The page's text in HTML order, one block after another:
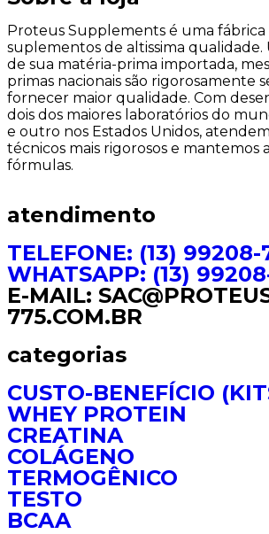
Proteus Supplements é uma fábrica
suplementos de altissima qualidade.
de sua matéria-prima importada,
primas nacionais são rigorosamente
fornecer maior qualidade. Com
dois dos maiores laboratórios do
e outro nos Estados Unidos,
técnicos mais rigorosos e mantemos
fórmulas.
atendimento
TELEFONE: (13) 99208-
WHATSAPP: (13)
E-MAIL:
775.COM.BR
categorias
CUSTO-BENEFÍCIO
WHEY PROTEIN
CREATINA
COLÁGENO
TERMOGÊNICO
TESTO
BCAA